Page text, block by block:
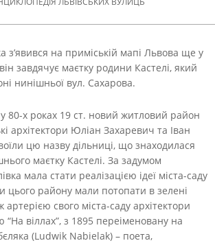
з’явився на приміській мапі Львова ще у
завдячує маєтку родини Кастелі, який
нинішньої вул. Сахарова.
80-х роках 19 ст. новий житловий район
архітектори Юліан Захаревич та Іван
цю назву дільниці, що знаходилася
маєтку Кастелі. За задумом
мала стати реалізацією ідеї міста-саду
цього району мали потопати в зелені
свого міста-саду архітектори
віллах”, з 1895 переіменовану на
(Ludwik Nabielak) – поета,